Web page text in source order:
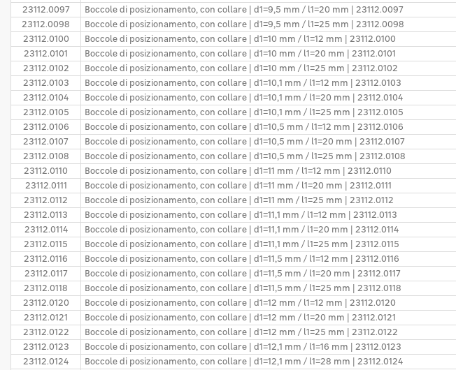
23112.0097
Boccole di posizionamento, con collare | d1=9,5 mm / l1=20 mm | 23112.0097
23112.0098
Boccole di posizionamento, con collare | d1=9,5 mm / l1=25 mm | 23112.0098
23112.0100
Boccole di posizionamento, con collare | d1=10 mm / l1=12 mm | 23112.0100
23112.0101
Boccole di posizionamento, con collare | d1=10 mm / l1=20 mm | 23112.0101
23112.0102
Boccole di posizionamento, con collare | d1=10 mm / l1=25 mm | 23112.0102
23112.0103
Boccole di posizionamento, con collare | d1=10,1 mm / l1=12 mm | 23112.0103
23112.0104
Boccole di posizionamento, con collare | d1=10,1 mm / l1=20 mm | 23112.0104
23112.0105
Boccole di posizionamento, con collare | d1=10,1 mm / l1=25 mm | 23112.0105
23112.0106
Boccole di posizionamento, con collare | d1=10,5 mm / l1=12 mm | 23112.0106
23112.0107
Boccole di posizionamento, con collare | d1=10,5 mm / l1=20 mm | 23112.0107
23112.0108
Boccole di posizionamento, con collare | d1=10,5 mm / l1=25 mm | 23112.0108
23112.0110
Boccole di posizionamento, con collare | d1=11 mm / l1=12 mm | 23112.0110
23112.0111
Boccole di posizionamento, con collare | d1=11 mm / l1=20 mm | 23112.0111
23112.0112
Boccole di posizionamento, con collare | d1=11 mm / l1=25 mm | 23112.0112
23112.0113
Boccole di posizionamento, con collare | d1=11,1 mm / l1=12 mm | 23112.0113
23112.0114
Boccole di posizionamento, con collare | d1=11,1 mm / l1=20 mm | 23112.0114
23112.0115
Boccole di posizionamento, con collare | d1=11,1 mm / l1=25 mm | 23112.0115
23112.0116
Boccole di posizionamento, con collare | d1=11,5 mm / l1=12 mm | 23112.0116
23112.0117
Boccole di posizionamento, con collare | d1=11,5 mm / l1=20 mm | 23112.0117
23112.0118
Boccole di posizionamento, con collare | d1=11,5 mm / l1=25 mm | 23112.0118
23112.0120
Boccole di posizionamento, con collare | d1=12 mm / l1=12 mm | 23112.0120
23112.0121
Boccole di posizionamento, con collare | d1=12 mm / l1=20 mm | 23112.0121
23112.0122
Boccole di posizionamento, con collare | d1=12 mm / l1=25 mm | 23112.0122
23112.0123
Boccole di posizionamento, con collare | d1=12,1 mm / l1=16 mm | 23112.0123
23112.0124
Boccole di posizionamento, con collare | d1=12,1 mm / l1=28 mm | 23112.0124